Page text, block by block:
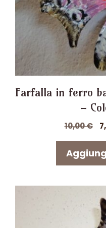
Farfalla in ferro
–
10,00€
Il